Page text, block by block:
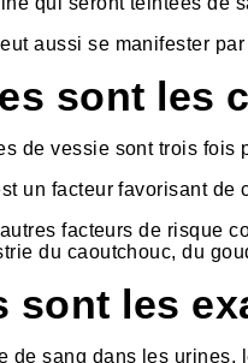
aussi se manifester
sont les
de vessie sont trois fois
un facteur favorisant de
facteurs de risque
du caoutchouc, du
sont les
de sang dans les urines,